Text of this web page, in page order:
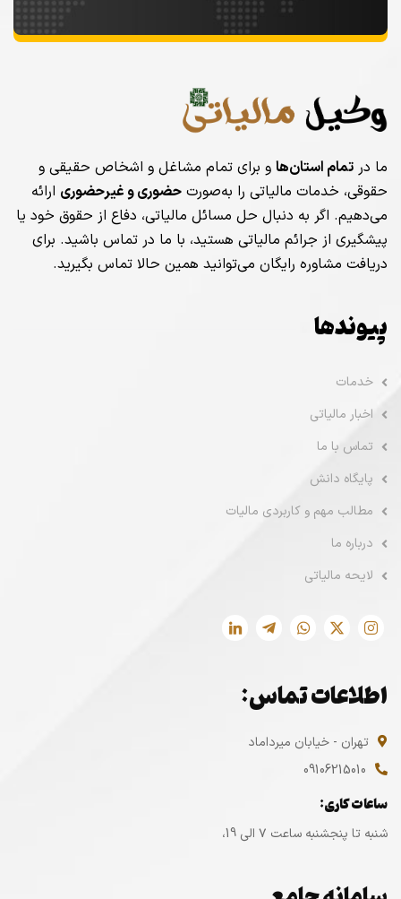
ما در تمام استان‌ها و برای تمام مشاغل و اشخاص حقیقی و
حقوقی، خدمات مالیاتی را به‌صورت حضوری و غیرحضوری ارائه
می‌دهیم. اگر به دنبال حل مسائل مالیاتی، دفاع از حقوق خود یا
پیشگیری از جرائم مالیاتی هستید، با ما در تماس باشید. برای
دریافت مشاوره رایگان می‌توانید همین حالا تماس بگیرید.
پیوندها
خدمات
اخبار مالیاتی
تماس با ما
پایگاه دانش
مطالب مهم و کاربردی مالیات
درباره ما
لایحه مالیاتی
اطلاعات تماس:
تهران - خیابان میرداماد
09106215010
ساعات کاری:
شنبه تا پنجشنبه ساعت ۷ الی 19،